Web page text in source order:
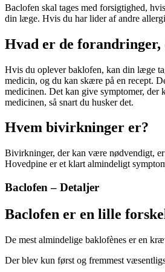
Baclofen skal tages med forsigtighed,
din læge. Hvis du har lider af andre
Hvad er de forandringer,
Hvis du oplever baklofen, kan din læge
medicin, og du kan skære på en recept.
medicinen. Det kan give symptomer,
medicinen, så snart du husker det.
Hvem bivirkninger er?
Bivirkninger, der kan være nødvendigt,
Hovedpine er et klart almindeligt
Baclofen – Detaljer
Baclofen er en lille
De mest almindelige baklofènes er en
Der blev kun først og fremmest